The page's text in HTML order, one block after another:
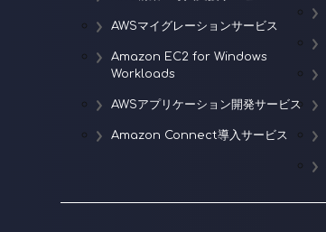
AWSマイグレーションサービス
Amazon EC2 for Windows
Workloads
AWSアプリケーション開発サービス
Amazon Connect導入サービス